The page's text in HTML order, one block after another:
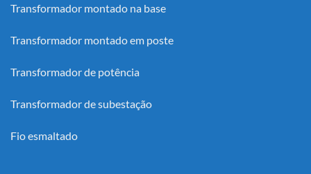
Transformador montado na base
Transformador montado em poste
Transformador de potência
Transformador de subestação
Fio esmaltado